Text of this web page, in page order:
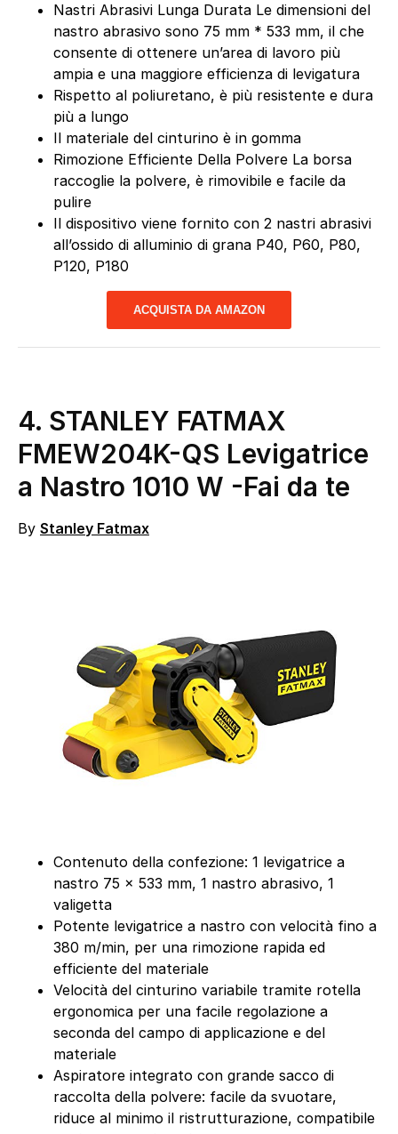
Nastri Abrasivi Lunga Durata Le dimensioni del
nastro abrasivo sono 75 mm * 533 mm, il che
consente di ottenere un’area di lavoro più
ampia e una maggiore efficienza di levigatura
Rispetto al poliuretano, è più resistente e dura
più a lungo
Il materiale del cinturino è in gomma
Rimozione Efficiente Della Polvere La borsa
raccoglie la polvere, è rimovibile e facile da
pulire
Il dispositivo viene fornito con 2 nastri abrasivi
all’ossido di alluminio di grana P40, P60, P80,
P120, P180
ACQUISTA DA AMAZON
4. STANLEY FATMAX
FMEW204K-QS Levigatrice
a Nastro 1010 W -Fai da te
By Stanley Fatmax
Contenuto della confezione: 1 levigatrice a
nastro 75 x 533 mm, 1 nastro abrasivo, 1
valigetta
Potente levigatrice a nastro con velocità fino a
380 m/min, per una rimozione rapida ed
efficiente del materiale
Velocità del cinturino variabile tramite rotella
ergonomica per una facile regolazione a
seconda del campo di applicazione e del
materiale
Aspiratore integrato con grande sacco di
raccolta della polvere: facile da svuotare,
riduce al minimo il ristrutturazione, compatibile